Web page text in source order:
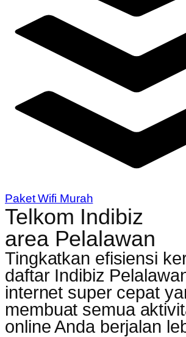
Paket Wifi Murah
Telkom Indibiz
area Pelalawan
Tingkatkan efisiensi
daftar Indibiz
internet super cepat
membuat semua
online Anda berjalan